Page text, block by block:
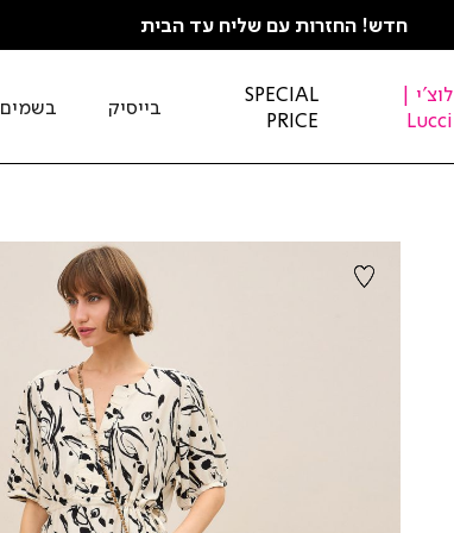
חדש! החזרות עם שליח עד הבית
לוצ'י |
Lucci
SPECIAL
PRICE
בייסיק בשמים